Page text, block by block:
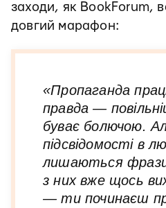
заходи, як BookForum,
довгий марафон:
«Пропаганда
правда —
буває болючою.
підсвідомості в
лишаються фрази,
з них вже щось
— ти починаєш